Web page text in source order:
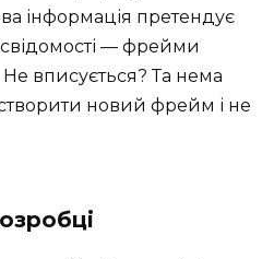
інформація претендує
— фрейми
Не вписується? Та нема
новий фрейм і не